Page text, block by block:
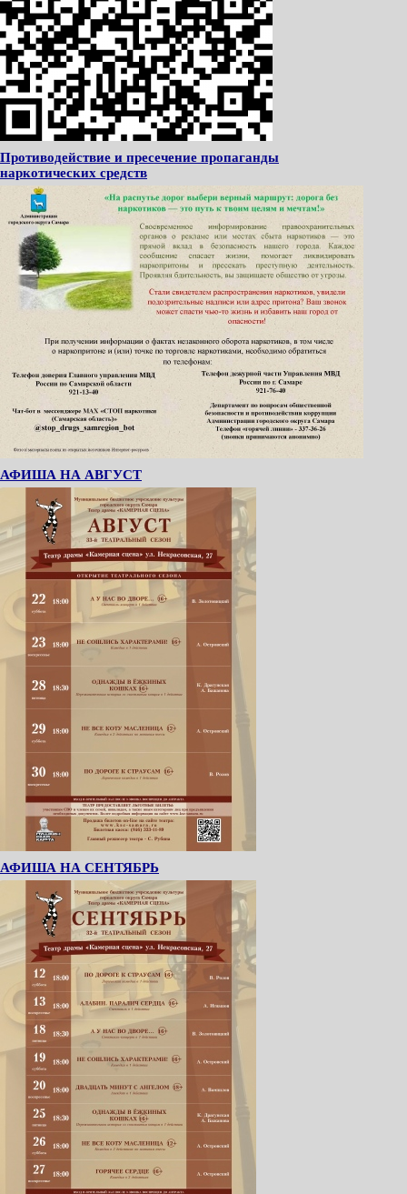
Противодействие и пресечение пропаганды
наркотических средств
АФИША НА АВГУСТ
АФИША НА СЕНТЯБРЬ